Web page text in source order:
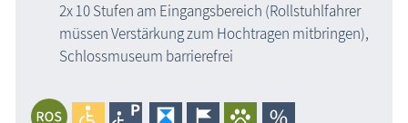
2x 10 Stufen am Eingangsbereich (Rollstuhlfahrer
müssen Verstärkung zum Hochtragen mitbringen),
Schlossmuseum barrierefrei